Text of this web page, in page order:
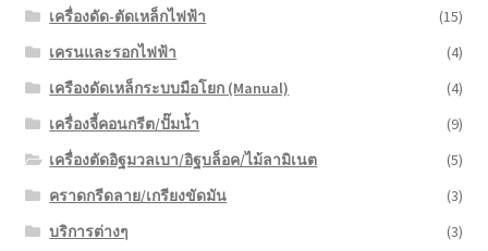
เครื่องดัด-ตัดเหล็กไฟฟ้า
(15)
เครนและรอกไฟฟ้า
(4)
เครืองดัดเหล็กระบบมือโยก (Manual)
(4)
เครื่องจี้คอนกรีต/ปั๊มน้ำ
(9)
เครื่องตัดอิฐมวลเบา/อิฐบล็อค/ไม้ลามิเนต
(5)
คราดกรีดลาย/เกรียงขัดมัน
(3)
บริการต่างๆ
(3)